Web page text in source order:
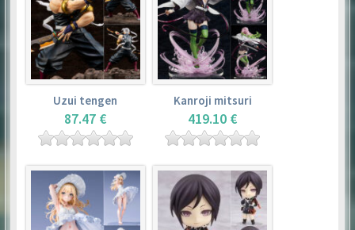
Uzui tengen
87.47 €
Kanroji mitsuri
419.10 €